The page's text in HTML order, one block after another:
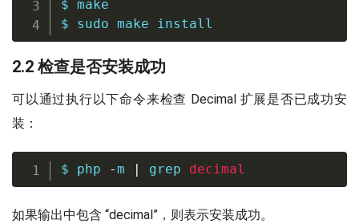
$ make
$ sudo make install
2.2 检查是否安装成功
可以通过执行以下命令来检查 Decimal 扩展是否已成功安
装：
$ php -m grep decimal
如果输出中包含 “decimal”，则表示安装成功。